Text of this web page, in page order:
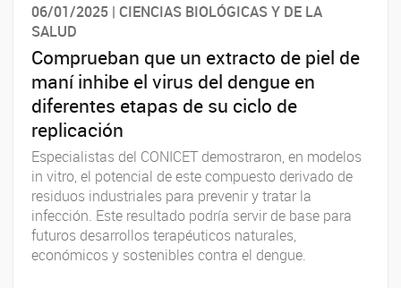
06/01/2025 | CIENCIAS BIOLÓGICAS Y DE LA
SALUD
Comprueban que un extracto de piel de
maní inhibe el virus del dengue en
diferentes etapas de su ciclo de
replicación
Especialistas del CONICET demostraron, en modelos
in vitro, el potencial de este compuesto derivado de
residuos industriales para prevenir y tratar la
infección. Este resultado podría servir de base para
futuros desarrollos terapéuticos naturales,
económicos y sostenibles contra el dengue.